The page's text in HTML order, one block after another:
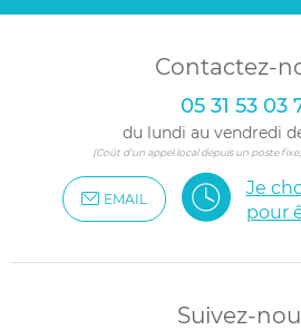
Contactez-
05 31 53 03
du lundi au vendredi
(Coût d'un appel local depuis un poste
EMAIL
Je
pour
Suivez-